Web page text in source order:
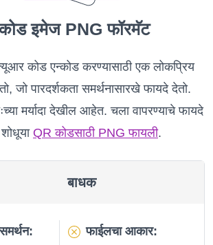
इमेज PNG फॉरमॅट
कोड एन्कोड करण्यासाठी एक लोकप्रिय
जो पारदर्शकता समर्थनासारखे फायदे देतो.
मर्यादा देखील आहेत. चला वापरण्याचे फायदे
QR कोडसाठी PNG फायली.
बाधक
फाईलचा आकार: